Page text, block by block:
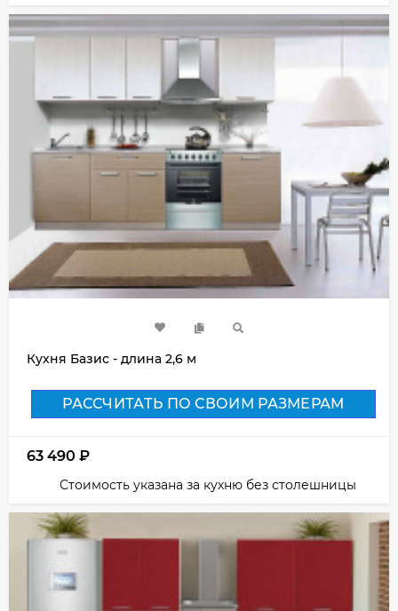
Кухня Базис - длина 2,6 м
РАССЧИТАТЬ ПО СВОИМ РАЗМЕРАМ
63 490 ₽
Стоимость указана за кухню без столешницы